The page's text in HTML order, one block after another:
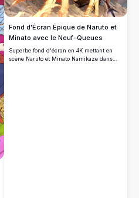
Fond d'Écran Épique de Naruto et
Minato avec le Neuf-Queues
Superbe fond d'écran en 4K mettant en
scène Naruto et Minato Namikaze dans